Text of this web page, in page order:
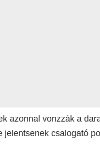
azonnal vonzzák a
jelentsenek csalogató